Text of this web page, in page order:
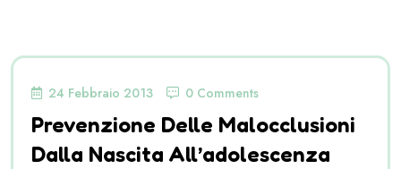
24 Febbraio 2013 0 Comments
Prevenzione Delle Malocclusioni
Dalla Nascita All’adolescenza